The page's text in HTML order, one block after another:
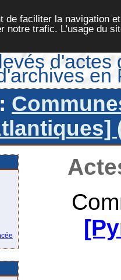
de faciliter la navigation
notre trafic. L'usage du
d'actes
en